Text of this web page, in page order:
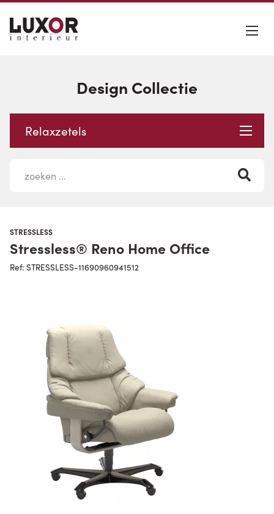
Design Collectie
Relaxzetels
STRESSLESS
Stressless® Reno Home Office
Ref: STRESSLESS-11690960941512